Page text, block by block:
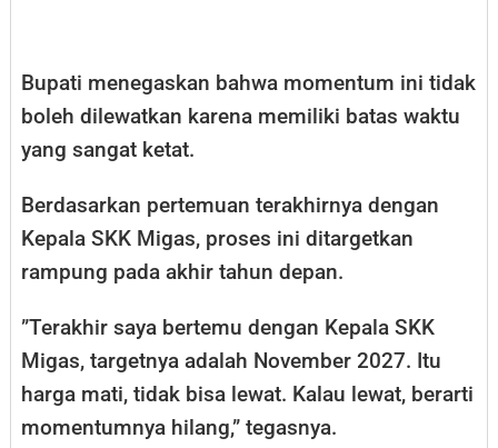
​Bupati menegaskan bahwa momentum ini tidak
boleh dilewatkan karena memiliki batas waktu
yang sangat ketat.
Berdasarkan pertemuan terakhirnya dengan
Kepala SKK Migas, proses ini ditargetkan
rampung pada akhir tahun depan.
​”Terakhir saya bertemu dengan Kepala SKK
Migas, targetnya adalah November 2027. Itu
harga mati, tidak bisa lewat. Kalau lewat, berarti
momentumnya hilang,” tegasnya.